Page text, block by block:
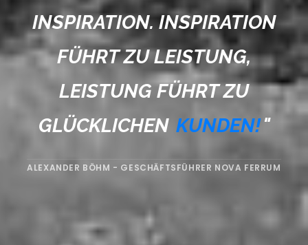
INSPIRATION. INSPIRATION
FÜHRT ZU LEISTUNG,
LEISTUNG FÜHRT ZU
GLÜCKLICHEN KUNDEN!"
ALEXANDER BÖHM - GESCHÄFTSFÜHRER NOVA FERRUM